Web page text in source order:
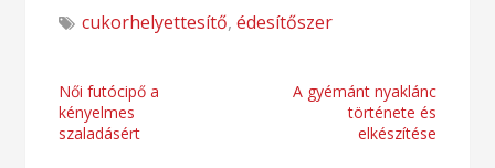
cukorhelyettesítő,édesítőszer
Bejegyzés
navigáció
Női futócipő a
kényelmes
szaladásért
A gyémánt nyaklánc
története és
elkészítése